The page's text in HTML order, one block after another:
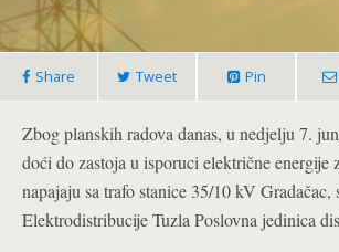
Share Tweet Pin
Zbog planskih radova danas, u nedjelju 7.
doći do zastoja u isporuci električne energije
napajaju sa trafo stanice 35/10 kV Gradačac,
Elektrodistribucije Tuzla Poslovna jedinica